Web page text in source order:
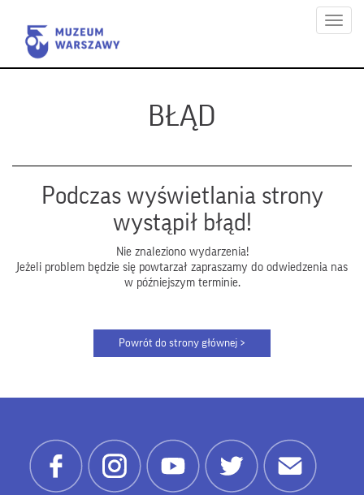
Menu
BŁĄD
Podczas wyświetlania strony
wystąpił błąd!
Nie znaleziono wydarzenia!
Jeżeli problem będzie się powtarzał zapraszamy do odwiedzenia nas
w późniejszym terminie.